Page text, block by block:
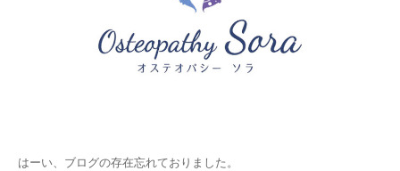
はーい、ブログの存在忘れておりました。
個人情報保護方針